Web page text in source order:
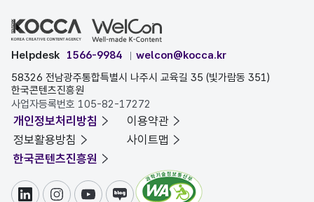
Helpdesk 1566-9984
welcon@kocca.kr
58326 전남광주통합특별시 나주시 교육길 35 (빛가람동 351)
한국콘텐츠진흥원
사업자등록번호 105-82-17272
개인정보처리방침
이용약관
정보활용방침
사이트맵
한국콘텐츠진흥원